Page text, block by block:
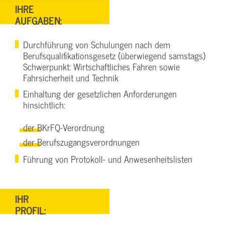
IHRE
AUFGABEN:
Durchführung von Schulungen nach dem
Berufsqualifikationsgesetz (überwiegend samstags)
Schwerpunkt: Wirtschaftliches Fahren sowie
Fahrsicherheit und Technik
Einhaltung der gesetzlichen Anforderungen
hinsichtlich:
der BKrFQ-Verordnung
der Berufszugangsverordnungen
Führung von Protokoll- und Anwesenheitslisten
IHR
PROFIL: